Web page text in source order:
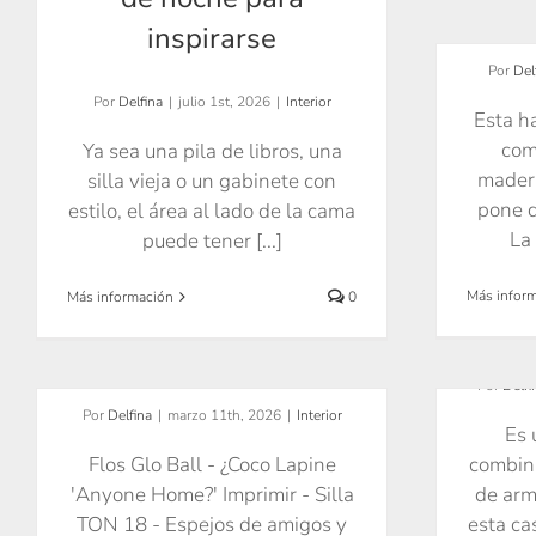
inspirarse
Por Delfina | julio 1st, 2026 | Interior
Ya sea una pila de libros, una
silla vieja o un gabinete con
estilo, el área al lado de la cama
puede tener [...]
Más información 0
Por
Esta
pone
Más
Juego interesante de
Por Delfina | marzo 11th, 2026 | Interior
Flos Glo Ball - ¿Coco Lapine
'Anyone Home?' Imprimir - Silla
TON 18 - Espejos de amigos y
Por
Es
de
esta